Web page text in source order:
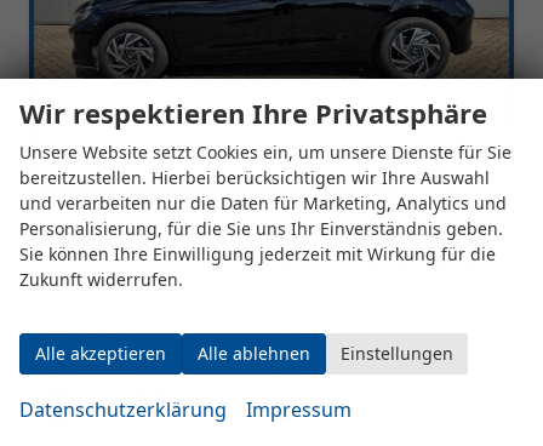
Hyundai i20
1.0 T-GDI 90PS Trend Automatik 5-türig Innenraumkamera 2xKeyless Klimaautomatik Sitzheizung Lenkradheizung Navi Rückf.Kamera PDC Apple CarPlay Android Auto Tempomat Touchscreen 16"LM
unverbindliche Lieferzeit:
Fahrzeugnr. 547425 Getriebe Automatik
Kraftstoff Benzin Außenfarbe Phantom Black
24.07.2026
Wir respektieren Ihre Privatsphäre
Unsere Website setzt Cookies ein, um unsere Dienste für Sie
bereitzustellen. Hierbei berücksichtigen wir Ihre Auswahl
und verarbeiten nur die Daten für Marketing, Analytics und
Personalisierung, für die Sie uns Ihr Einverständnis geben.
Sie können Ihre Einwilligung jederzeit mit Wirkung für die
Zukunft widerrufen.
Alle akzeptieren Alle ablehnen Einstellungen
Datenschutzerklärung Impressum